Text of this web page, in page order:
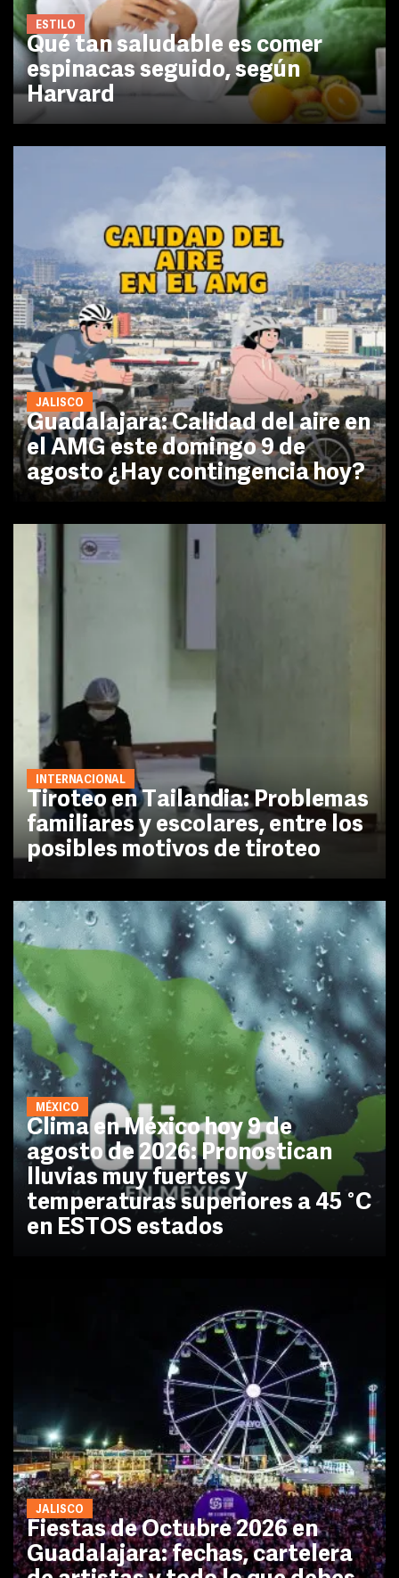
ESTILO
Qué tan saludable es comer
espinacas seguido, según
Harvard
JALISCO
Guadalajara: Calidad del aire en
el AMG este domingo 9 de
agosto ¿Hay contingencia hoy?
INTERNACIONAL
Tiroteo en Tailandia: Problemas
familiares y escolares, entre los
posibles motivos de tiroteo
MÉXICO
Clima en México hoy 9 de
agosto de 2026: Pronostican
lluvias muy fuertes y
temperaturas superiores a 45 °C
en ESTOS estados
JALISCO
Fiestas de Octubre 2026 en
Guadalajara: fechas, cartelera